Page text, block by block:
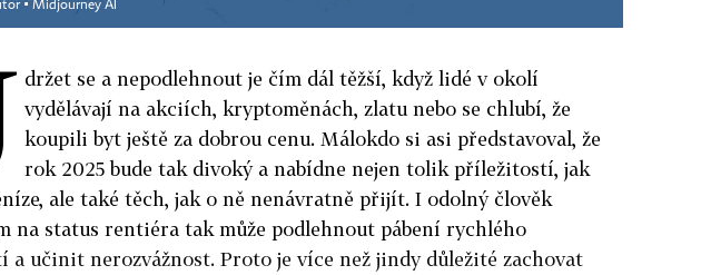
▪ Midjourney AI
držet se a nepodlehnout je čím dál těžší, když lidé v okolí
vydělávají na akciích, kryptoměnách, zlatu nebo se chlubí, že
koupili byt ještě za dobrou cenu. Málokdo si asi představoval, že
rok 2025 bude tak divoký a nabídne nejen tolik příležitostí, jak
ale také těch, jak o ně nenávratně přijít. I odolný člověk
na status rentiéra tak může podlehnout pábení rychlého
a učinit nerozvážnost. Proto je více než jindy důležité zachovat